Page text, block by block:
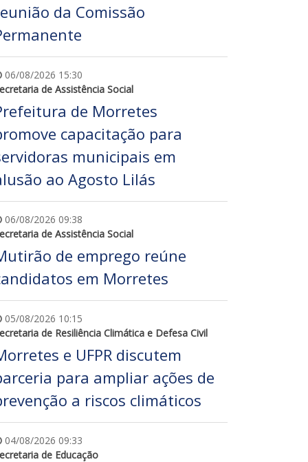
da Comissão
06/08/2026 15:30
de Assistência Social
de Morretes
capacitação para
municipais em
ao Agosto Lilás
06/08/2026 09:38
de Assistência Social
de emprego reúne
em Morretes
05/08/2026 10:15
de Resiliência Climática e Defesa Civil
e UFPR discutem
para ampliar ações de
a riscos climáticos
04/08/2026 09:33
de Educação